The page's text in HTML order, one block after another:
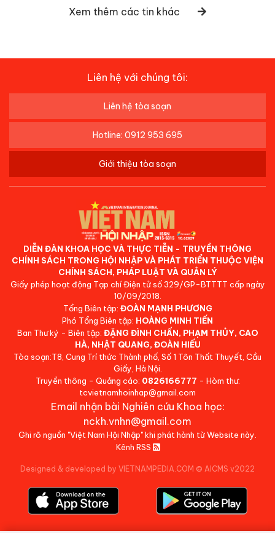
Xem thêm các tin khác
Liên hệ với chúng tôi:
Liên hệ tòa soạn
Hotline: 0912 953 695
Giới thiệu tòa soạn
DIỄN ĐÀN KHOA HỌC VÀ THỰC TIỄN - TRUYỀN THÔNG
CHÍNH SÁCH TRONG HỘI NHẬP VÀ PHÁT TRIỂN THUỘC VIỆN
CHÍNH SÁCH, PHÁP LUẬT VÀ QUẢN LÝ
Giấy phép hoạt động Tạp chí Điện tử số 329/GP-BTTTT cấp ngày
10/09/2018.
Tổng Biên tập: ĐOÀN MẠNH PHƯƠNG
Phó Tổng Biên tập: HOÀNG MINH TIẾN
Ban Thư ký - Biên tập: ĐẶNG ĐÌNH CHẤN, PHẠM THỦY, CAO
HÀ, NHẬT QUANG, ĐOÀN HIẾU
Tòa soạn:T8, Cung Trí thức Thành phố, Số 1 Tôn Thất Thuyết, Cầu
Giấy, Hà Nội.
Truyền thông - Quảng cáo: 0826166777 - Hòm thư:
tcvietnamhoinhap@gmail.com
Email nhận bài Nghiên cứu Khoa học:
nckh.vnhn@gmail.com
Ghi rõ nguồn "Việt Nam Hội Nhập" khi phát hành từ Website này.
Kênh RSS
Designed & developed by VIETNAMPEDIA.COM © AICMS v2022